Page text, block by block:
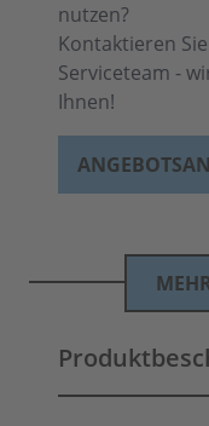
nutzen?
Kontaktieren
Serviceteam -
Ihnen!